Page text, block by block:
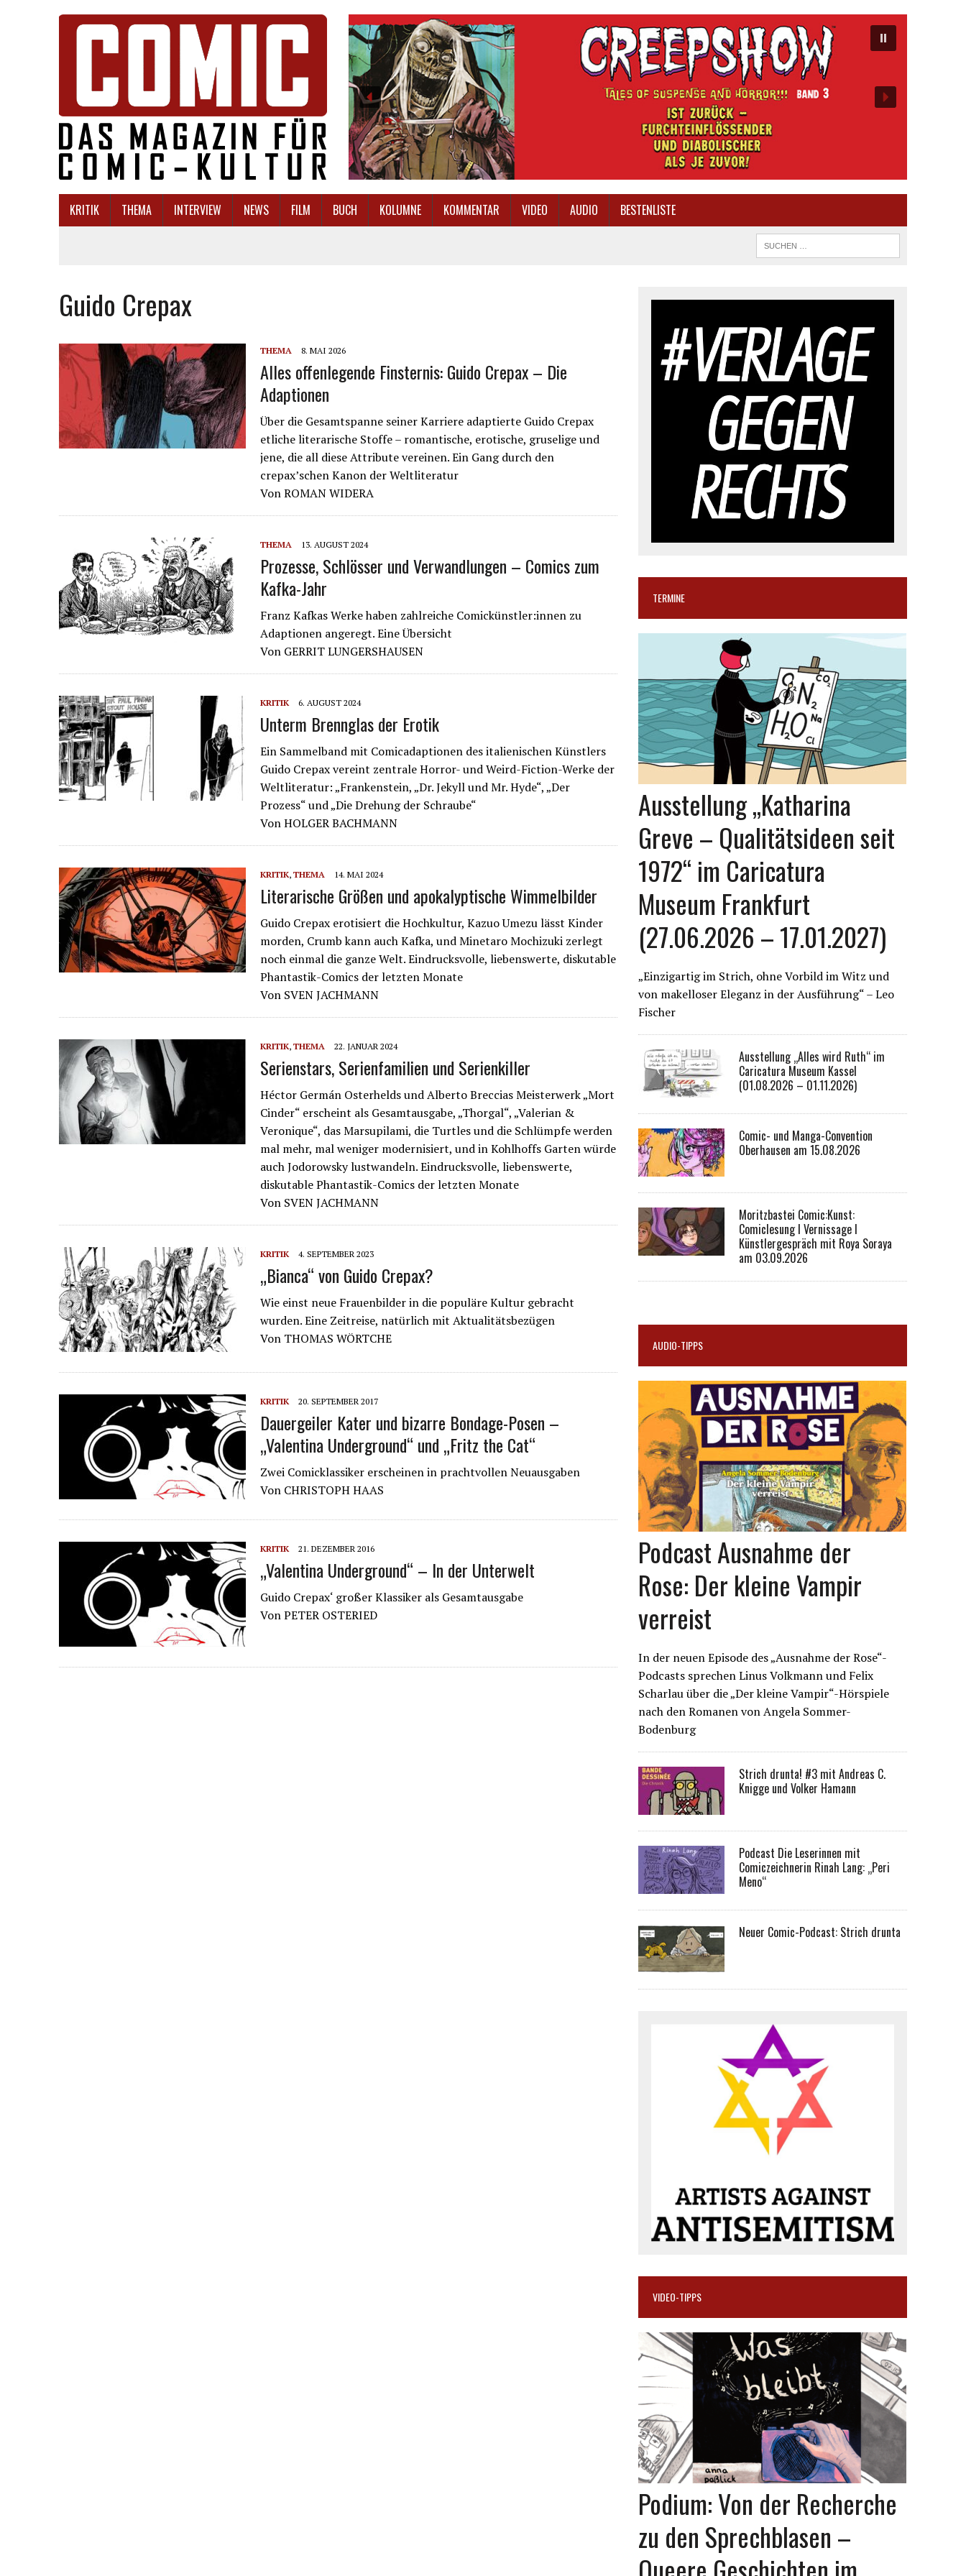
KRITIK THEMA INTERVIEW NEWS FILM BUCH KOLUMNE KOMMENTAR VIDEO AUDIO BESTENLISTE
Guido Crepax
THEMA 8. MAI 2026
Alles offenlegende Finsternis: Guido Crepax – Die
Adaptionen
Über die Gesamtspanne seiner Karriere adaptierte Guido Crepax
etliche literarische Stoffe – romantische, erotische, gruselige und
jene, die all diese Attribute vereinen. Ein Gang durch den
crepax’schen Kanon der Weltliteratur
Von ROMAN WIDERA
THEMA 13. AUGUST 2024
Prozesse, Schlösser und Verwandlungen – Comics zum
Kafka-Jahr
Franz Kafkas Werke haben zahlreiche Comickünstler:innen zu
Adaptionen angeregt. Eine Übersicht
Von GERRIT LUNGERSHAUSEN
KRITIK 6. AUGUST 2024
Unterm Brennglas der Erotik
Ein Sammelband mit Comicadaptionen des italienischen Künstlers
Guido Crepax vereint zentrale Horror- und Weird-Fiction-Werke der
Weltliteratur: „Frankenstein, „Dr. Jekyll und Mr. Hyde“, „Der
Prozess“ und „Die Drehung der Schraube“
Von HOLGER BACHMANN
KRITIK, THEMA 14. MAI 2024
Literarische Größen und apokalyptische Wimmelbilder
Guido Crepax erotisiert die Hochkultur, Kazuo Umezu lässt Kinder
morden, Crumb kann auch Kafka, und Minetaro Mochizuki zerlegt
noch einmal die ganze Welt. Eindrucksvolle, liebenswerte, diskutable
Phantastik-Comics der letzten Monate
Von SVEN JACHMANN
KRITIK, THEMA 22. JANUAR 2024
Serienstars, Serienfamilien und Serienkiller
Héctor Germán Osterhelds und Alberto Breccias Meisterwerk „Mort
Cinder“ erscheint als Gesamtausgabe, „Thorgal“, „Valerian &
Veronique“, das Marsupilami, die Turtles und die Schlümpfe werden
mal mehr, mal weniger modernisiert, und in Kohlhoffs Garten würde
auch Jodorowsky lustwandeln. Eindrucksvolle, liebenswerte,
diskutable Phantastik-Comics der letzten Monate
Von SVEN JACHMANN
KRITIK 4. SEPTEMBER 2023
„Bianca“ von Guido Crepax?
Wie einst neue Frauenbilder in die populäre Kultur gebracht
wurden. Eine Zeitreise, natürlich mit Aktualitätsbezügen
Von THOMAS WÖRTCHE
KRITIK 20. SEPTEMBER 2017
Dauergeiler Kater und bizarre Bondage-Posen –
„Valentina Underground“ und „Fritz the Cat“
Zwei Comicklassiker erscheinen in prachtvollen Neuausgaben
Von CHRISTOPH HAAS
KRITIK 21. DEZEMBER 2016
„Valentina Underground“ – In der Unterwelt
Guido Crepax‘ großer Klassiker als Gesamtausgabe
Von PETER OSTERIED
TERMINE
Ausstellung „Katharina
Greve – Qualitätsideen seit
1972“ im Caricatura
Museum Frankfurt
(27.06.2026 – 17.01.2027)
„Einzigartig im Strich, ohne Vorbild im Witz und
von makelloser Eleganz in der Ausführung“ – Leo
Fischer
Ausstellung „Alles wird Ruth“ im
Caricatura Museum Kassel
(01.08.2026 – 01.11.2026)
Comic- und Manga-Convention
Oberhausen am 15.08.2026
Moritzbastei Comic:Kunst:
Comiclesung I Vernissage I
Künstlergespräch mit Roya Soraya
am 03.09.2026
AUDIO-TIPPS
Podcast Ausnahme der
Rose: Der kleine Vampir
verreist
In der neuen Episode des „Ausnahme der Rose“-
Podcasts sprechen Linus Volkmann und Felix
Scharlau über die „Der kleine Vampir“-Hörspiele
nach den Romanen von Angela Sommer-
Bodenburg
Strich drunta! #3 mit Andreas C.
Knigge und Volker Hamann
Podcast Die Leserinnen mit
Comiczeichnerin Rinah Lang: „Peri
Meno“
Neuer Comic-Podcast: Strich drunta
VIDEO-TIPPS
Podium: Von der Recherche
zu den Sprechblasen –